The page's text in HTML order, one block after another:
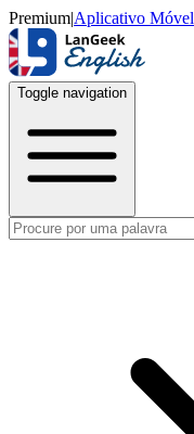
Premium|Aplicativo Móvel
Toggle navigation